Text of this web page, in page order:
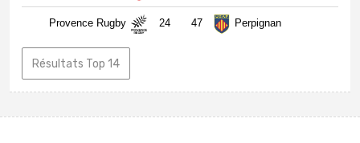
Provence Rugby 24 47 Perpignan
Résultats Top 14